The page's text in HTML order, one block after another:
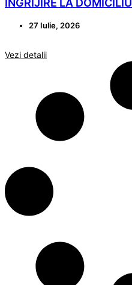
INGRIJIRE LA DOMICILIU
27 Iulie, 2026
Vezi detalii